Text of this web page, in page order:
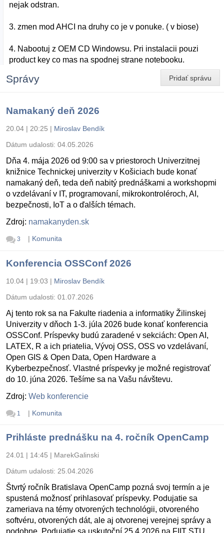
nejak odstran.
3. zmen mod AHCI na druhy co je v ponuke. ( v biose)
4. Nabootuj z OEM CD Windowsu. Pri instalacii pouzi
product key co mas na spodnej strane notebooku.
Pridať správu
Správy
Namakaný deň 2026
20.04 | 20:25 | Miroslav Bendík
Dátum udalosti: 04.05.2026
Dňa 4. mája 2026 od 9:00 sa v priestoroch Univerzitnej
knižnice Technickej univerzity v Košiciach bude konať
namakaný deň, teda deň nabitý prednáškami a workshopmi
o vzdelávaní v IT, programovaní, mikrokontroléroch, AI,
bezpečnosti, IoT a o ďalších témach.
Zdroj: namakanyden.sk
3 | Komunita
Konferencia OSSConf 2026
10.04 | 19:03 | Miroslav Bendík
Dátum udalosti: 01.07.2026
Aj tento rok sa na Fakulte riadenia a informatiky Žilinskej
Univerzity v dňoch 1-3. júla 2026 bude konať konferencia
OSSConf. Príspevky budú zaradené v sekciách: Open AI,
LATEX, R a ich priatelia, Vývoj OSS, OSS vo vzdelávaní,
Open GIS & Open Data, Open Hardware a
Kyberbezpečnosť. Vlastné príspevky je možné registrovať
do 10. júna 2026. Tešíme sa na Vašu návštevu.
Zdroj: Web konferencie
1 | Komunita
Prihláste prednášku na 4. ročník OpenCamp
24.01 | 14:45 | MarekGalinski
Dátum udalosti: 25.04.2026
Štvrtý ročník Bratislava OpenCamp pozná svoj termín a je
spustená možnosť prihlasovať príspevky. Podujatie sa
zameriava na témy otvorených technológii, otvoreného
softvéru, otvorených dát, ale aj otvorenej verejnej správy a
podobne. Podujatie sa uskutoční 25.4.2026 na FIIT STU.